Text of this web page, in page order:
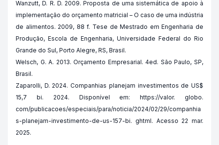
Wanzutt, D. R. D. 2009. Proposta de uma sistemática de apoio à
implementação do orçamento matricial – O caso de uma indústria
de alimentos. 2009, 88 f. Tese de Mestrado em Engenharia de
Produção, Escola de Engenharia, Universidade Federal do Rio
Grande do Sul, Porto Alegre, RS, Brasil.
Welsch, G. A. 2013. Orçamento Empresarial. 4ed. São Paulo, SP,
Brasil.
Zaparolli, D. 2024. Companhias planejam investimentos de US$
15,7 bi. 2024. Disponível em: https://valor. globo.
com/publicacoes/especiais/para/noticia/2024/02/29/companhia
s-planejam-investimento-de-us-157-bi. ghtml. Acesso 22 mar.
2025.